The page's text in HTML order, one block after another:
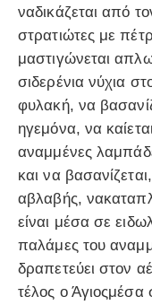
ναδικάζεται από
στρατιώτες με
μαστιγώνεται
σιδερένια νύχια
φυλακή, να
ηγεμόνα, να
αναμμένες
και να
αβλαβής,
είναι μέσα σε
παλάμες του
δραπετεύει στον
τέλος ο Άγιοςμέσα